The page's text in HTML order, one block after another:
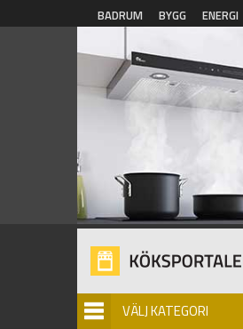
Hoppa till huvudinnehåll
BADRUM BYGG ENERGI
VÄLJ KATEGORI